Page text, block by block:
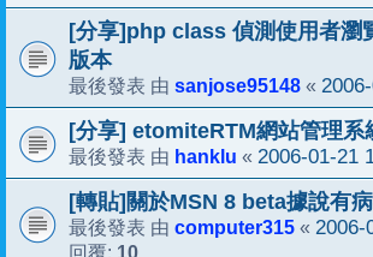
[分享]php class 偵測使用者瀏
版本
最後發表 由 sanjose95148 «
[分享] etomiteRTM網站管理系
最後發表 由 hanklu « 2006-01-21
[轉貼]關於MSN 8 beta據說有
最後發表 由 computer315 « 2006-
10